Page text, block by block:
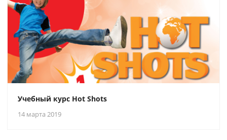
Учебный курс Hot Shots
14 марта 2019